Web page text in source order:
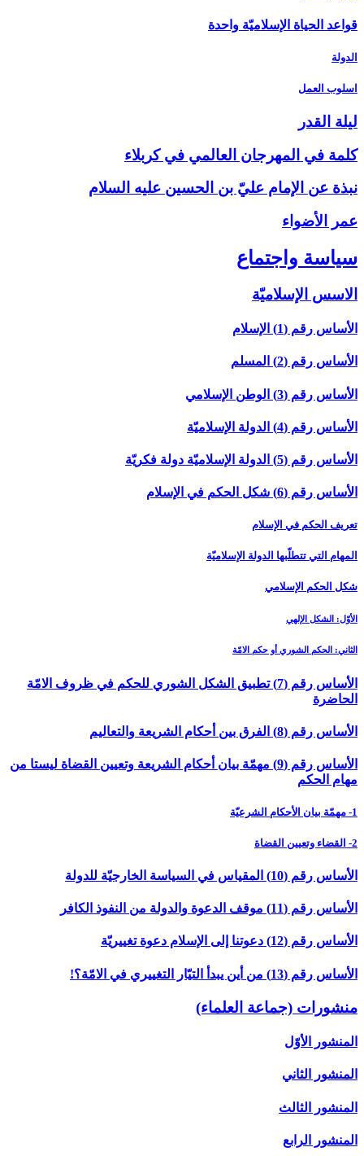
قواعد الحياة الإسلاميّة واحدة
الدولة
اسلوب العمل‏
ليلة القدر
كلمة في المهرجان العالمي في كربلاء
نبذة عن الإمام عليّ بن الحسين عليه السلام
عمر الأضواء
سياسة واجتماع‏
الاسس الإسلاميّة
الأساس رقم (1) الإسلام‏
الأساس رقم (2) المسلم‏
الأساس رقم (3) الوطن الإسلامي‏
الأساس رقم (4) الدولة الإسلاميّة
الأساس رقم (5) الدولة الإسلاميّة دولة فكريّة
الأساس رقم (6) شكل الحكم في الإسلام‏
تعريف الحكم في الإسلام‏
المهام التي تتطلّبها الدولة الإسلاميّة
شكل الحكم الإسلامي
الأوّل: الشكل الإلهي‏
الثاني: الحكم الشوري أو حكم الامّة
الأساس رقم (7) تطبيق الشكل الشوري للحكم في ظروف الامّة
الحاضرة
الأساس رقم (8) الفرق بين أحكام الشريعة والتعاليم‏
الأساس رقم (9) مهمّة بيان أحكام الشريعة وتعيين القضاة ليستا من
مهام الحكم‏
1- مهمّة بيان الأحكام الشرعيّة
2- القضاء وتعيين القضاة
الأساس رقم (10) المقياس في السياسة الخارجيّة للدولة
الأساس رقم (11) موقف الدعوة والدولة من النفوذ الكافر
الأساس رقم (12) دعوتنا إلى الإسلام دعوة تغييريّة
الأساس رقم (13) من أين يبدأ التيّار التغييري في الامّة؟!
منشورات (جماعة العلماء)
المنشور الأوّل‏
المنشور الثاني‏
المنشور الثالث‏
المنشور الرابع‏